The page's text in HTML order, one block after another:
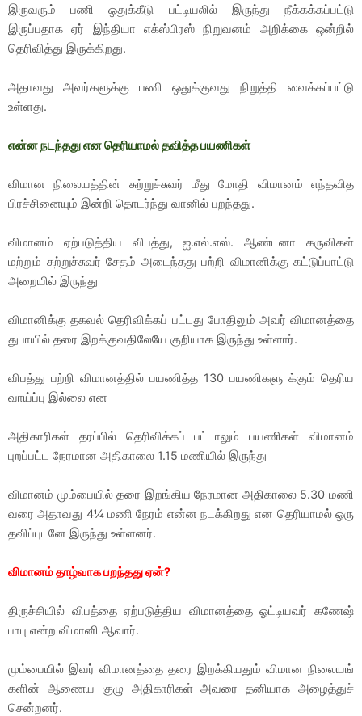
இருவரும் பணி ஒதுக்கீடு பட்டியலில் இருந்து நீக்கக்கப்பட்டு
இருப்பதாக ஏர் இந்தியா எக்ஸ்பிரஸ் நிறுவனம் அறிக்கை ஒன்றில்
தெரிவித்து இருக்கிறது.
அதாவது அவர்களுக்கு பணி ஒதுக்குவது நிறுத்தி வைக்கப்பட்டு
உள்ளது.
என்ன நடந்தது என தெரியாமல் தவித்த பயணிகள்
விமான நிலையத்தின் சுற்றுச்சுவர் மீது மோதி விமானம் எந்தவித
பிரச்சினையும் இன்றி தொடர்ந்து வானில் பறந்தது.
விமானம் ஏற்படுத்திய விபத்து, ஐ.எல்.எஸ். ஆண்டனா கருவிகள்
மற்றும் சுற்றுச்சுவர் சேதம் அடைந்தது பற்றி விமானிக்கு கட்டுப்பாட்டு
அறையில் இருந்து
விமானிக்கு தகவல் தெரிவிக்கப் பட்டது போதிலும் அவர் விமானத்தை
துபாயில் தரை இறக்குவதிலேயே குறியாக இருந்து உள்ளார்.
விபத்து பற்றி விமானத்தில் பயணித்த 130 பயணிகளு க்கும் தெரிய
வாய்ப்பு இல்லை என
அதிகாரிகள் தரப்பில் தெரிவிக்கப் பட்டாலும் பயணிகள் விமானம்
புறப்பட்ட நேரமான அதிகாலை 1.15 மணியில் இருந்து
விமானம் மும்பையில் தரை இறங்கிய நேரமான அதிகாலை 5.30 மணி
வரை அதாவது 4¼ மணி நேரம் என்ன நடக்கிறது என தெரியாமல் ஒரு
தவிப்புடனே இருந்து உள்ளனர்.
விமானம் தாழ்வாக பறந்தது ஏன்?
திருச்சியில் விபத்தை ஏற்படுத்திய விமானத்தை ஓட்டியவர் கணேஷ்
பாபு என்ற விமானி ஆவார்.
மும்பையில் இவர் விமானத்தை தரை இறக்கியதும் விமான நிலையங்
களின் ஆணைய குழு அதிகாரிகள் அவரை தனியாக அழைத்துச்
சென்றனர்.